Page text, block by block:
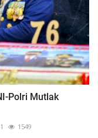
Polri Mutlak
1549